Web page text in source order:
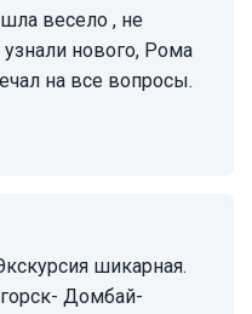
весело , не
нового, Рома
на все вопросы.
Домбай-